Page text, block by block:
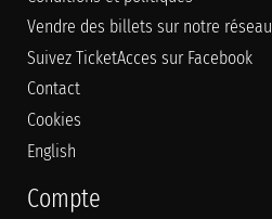
Vendre des billets sur notre réseau
Suivez TicketAcces sur Facebook
Contact
Cookies
English
Compte